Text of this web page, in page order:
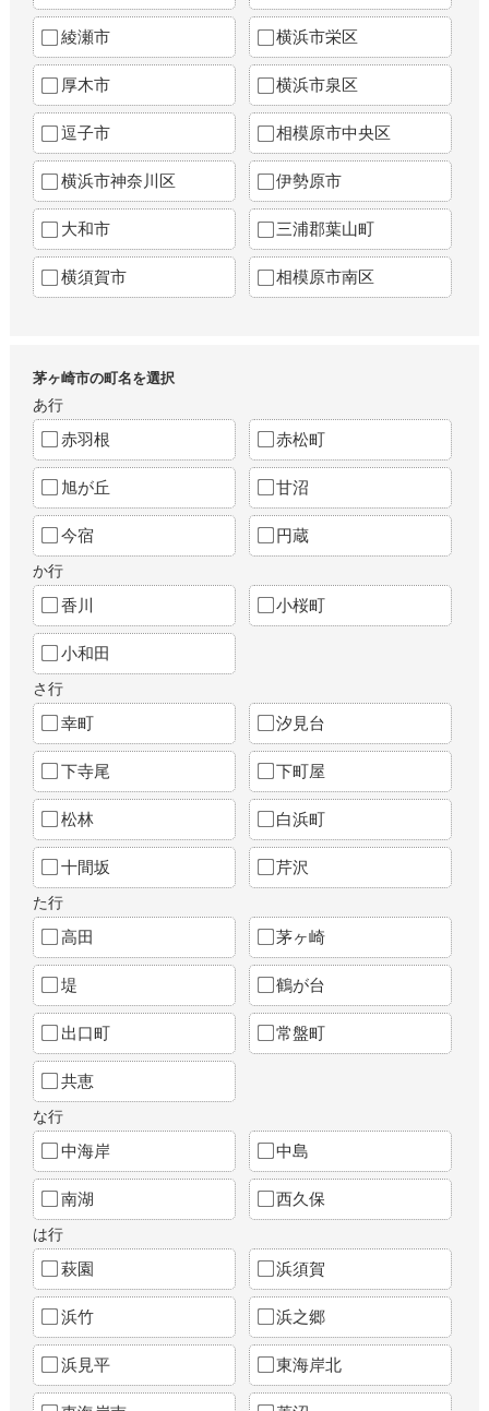
綾瀬市 横浜市栄区
厚木市 横浜市泉区
逗子市 相模原市中央区
横浜市神奈川区 伊勢原市
大和市 三浦郡葉山町
横須賀市 相模原市南区
茅ヶ崎市の町名を選択
あ行
赤羽根 赤松町
旭が丘 甘沼
今宿 円蔵
か行
香川 小桜町
小和田
さ行
幸町 汐見台
下寺尾 下町屋
松林 白浜町
十間坂 芹沢
た行
高田 茅ヶ崎
堤 鶴が台
出口町 常盤町
共恵
な行
中海岸 中島
南湖 西久保
は行
萩園 浜須賀
浜竹 浜之郷
浜見平 東海岸北